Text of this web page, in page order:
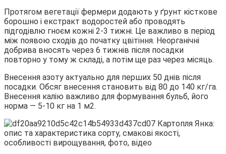
Протягом вегетації фермери додають у ґрунт кісткове
борошно і екстракт водоростей або проводять
підгодівлю гноєм кожні 2-3 тижні. Це важливо в період
між появою сходів до початку цвітіння. Неорганічні
добрива вносять через 6 тижнів після посадки
повторно у тому ж складі, а потім ще раз через місяць.
Внесення азоту актуально для перших 50 днів після
посадки. Обсяг внесення становить від 80 до 140 кг/га.
Внесення калію важливо для формування бульб, його
норма — 5-10 кг на 1 м2.